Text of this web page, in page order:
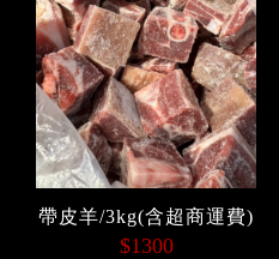
帶皮羊/3kg(含超商運費)
$1300